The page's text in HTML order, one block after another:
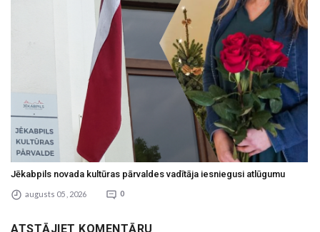
Jēkabpils novada kultūras pārvaldes vadītāja iesniegusi atlūgumu
augusts 05 , 2026 0
ATSTĀJIET KOMENTĀRU